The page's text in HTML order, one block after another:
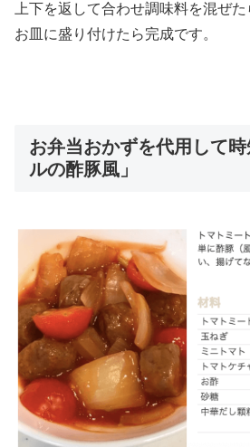
上下を返して合わせ調味料を混ぜた
お皿に盛り付けたら完成です。
お弁当おかずを代用して
ルの酢豚風」